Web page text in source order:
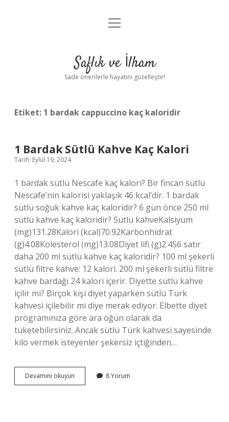
Anasayfa
Yasal Uyarı
menüyü
Saflık ve İlham
Sade önerilerle hayatını güzelleştir!
Etiket: 1 bardak cappuccino kaç kaloridir
1 Bardak Sütlü Kahve Kaç Kalori
Tarih: Eylül 19, 2024
1 bardak sütlü Nescafe kaç kalori? Bir fincan sütlü
Nescafe’nin kalorisi yaklaşık 46 kcal’dir. 1 bardak
sütlü soğuk kahve kaç kaloridir? 6 gün önce 250 ml
sütlü kahve kaç kaloridir? Sütlü kahveKalsiyum
(mg)131.28Kalori (kcal)70.92Karbonhidrat
(g)4.08Kolesterol (mg)13.08Diyet lifi (g)2.456 satır
daha 200 ml sütlü kahve kaç kaloridir? 100 ml şekerli
sütlü filtre kahve: 12 kalori. 200 ml şekerli sütlü filtre
kahve bardağı 24 kalori içerir. Diyette sütlü kahve
içilir mi? Birçok kişi diyet yaparken sütlü Türk
kahvesi içilebilir mi diye merak ediyor. Elbette diyet
programınıza göre ara öğün olarak da
tüketebilirsiniz. Ancak sütlü Türk kahvesi sayesinde
kilo vermek isteyenler şekersiz içtiğinden…
Devamını okuyun
Bardak
8 Yorum